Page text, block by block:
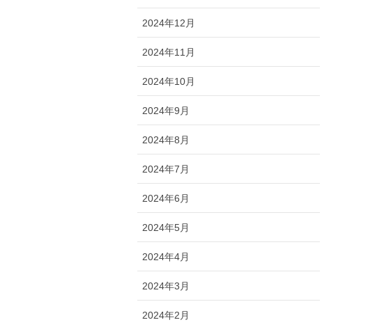
2024年12月
2024年11月
2024年10月
2024年9月
2024年8月
2024年7月
2024年6月
2024年5月
2024年4月
2024年3月
2024年2月